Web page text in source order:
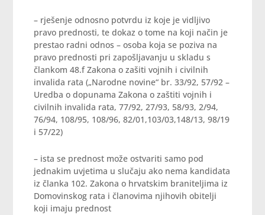
– rješenje odnosno potvrdu iz koje je vidljivo
pravo prednosti, te dokaz o tome na koji način je
prestao radni odnos – osoba koja se poziva na
pravo prednosti pri zapošljavanju u skladu s
člankom 48.f Zakona o zašiti vojnih i civilnih
invalida rata („Narodne novine“ br. 33/92, 57/92 –
Uredba o dopunama Zakona o zaštiti vojnih i
civilnih invalida rata, 77/92, 27/93, 58/93, 2/94,
76/94, 108/95, 108/96, 82/01,103/03,148/13, 98/19
i 57/22)
– ista se prednost može ostvariti samo pod
jednakim uvjetima u slučaju ako nema kandidata
iz članka 102. Zakona o hrvatskim braniteljima iz
Domovinskog rata i članovima njihovih obitelji
koji imaju prednost